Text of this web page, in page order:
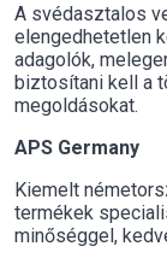
A svédasztalos
elengedhetetlen
adagolók,
biztosítani kell a
megoldásokat.
APS Germany
Kiemelt
termékek
minőséggel,